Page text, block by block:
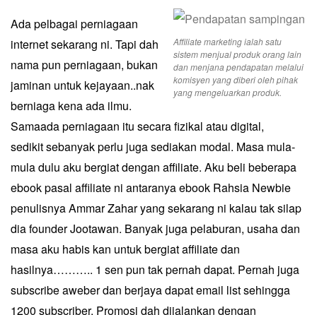
Affiliate marketing ialah satu
sistem menjual produk orang lain
dan menjana pendapatan melalui
komisyen yang diberi oleh pihak
yang mengeluarkan produk.
Ada pelbagai perniagaan
internet sekarang ni. Tapi dah
nama pun perniagaan, bukan
jaminan untuk kejayaan..nak
berniaga kena ada ilmu.
Samaada perniagaan itu secara fizikal atau digital,
sedikit sebanyak perlu juga sediakan modal. Masa mula-
mula dulu aku bergiat dengan affiliate. Aku beli beberapa
ebook pasal affiliate ni antaranya ebook Rahsia Newbie
penulisnya Ammar Zahar yang sekarang ni kalau tak silap
dia founder Jootawan. Banyak juga pelaburan, usaha dan
masa aku habis kan untuk bergiat affiliate dan
hasilnya……….. 1 sen pun tak pernah dapat. Pernah juga
subscribe aweber dan berjaya dapat email list sehingga
1200 subscriber. Promosi dah dijalankan dengan